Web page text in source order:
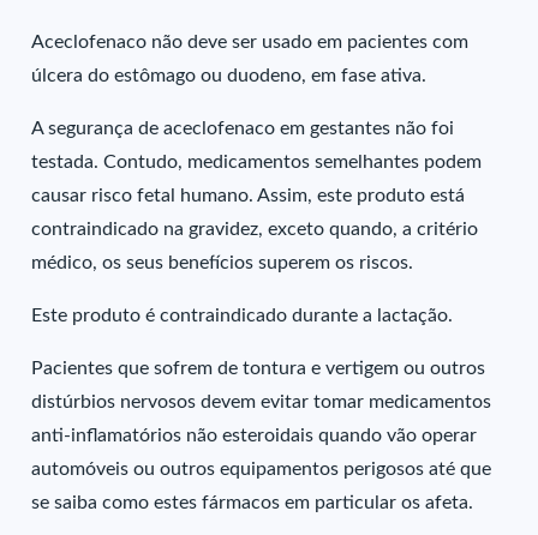
Aceclofenaco não deve ser usado em pacientes com
úlcera do estômago ou duodeno, em fase ativa.
A segurança de aceclofenaco em gestantes não foi
testada. Contudo, medicamentos semelhantes podem
causar risco fetal humano. Assim, este produto está
contraindicado na gravidez, exceto quando, a critério
médico, os seus benefícios superem os riscos.
Este produto é contraindicado durante a lactação.
Pacientes que sofrem de tontura e vertigem ou outros
distúrbios nervosos devem evitar tomar medicamentos
anti-inflamatórios não esteroidais quando vão operar
automóveis ou outros equipamentos perigosos até que
se saiba como estes fármacos em particular os afeta.